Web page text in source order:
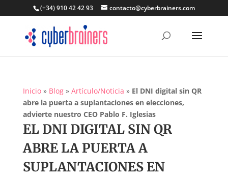
(+34) 910 42 42 93 contacto@cyberbrainers.com
Inicio» Blog» Artículo/Noticia » El DNI digital sin QR
abre la puerta a suplantaciones en elecciones,
advierte nuestro CEO Pablo F. Iglesias
EL DNI DIGITAL SIN QR
ABRE LA PUERTA A
SUPLANTACIONES EN